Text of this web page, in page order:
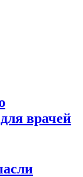
врачей